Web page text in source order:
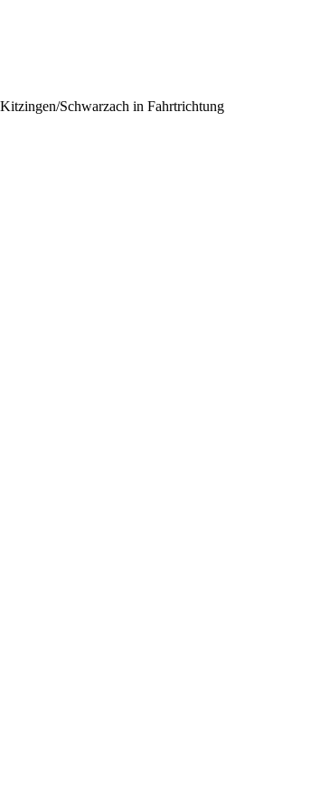
Schwarzach in Fahrtrichtung